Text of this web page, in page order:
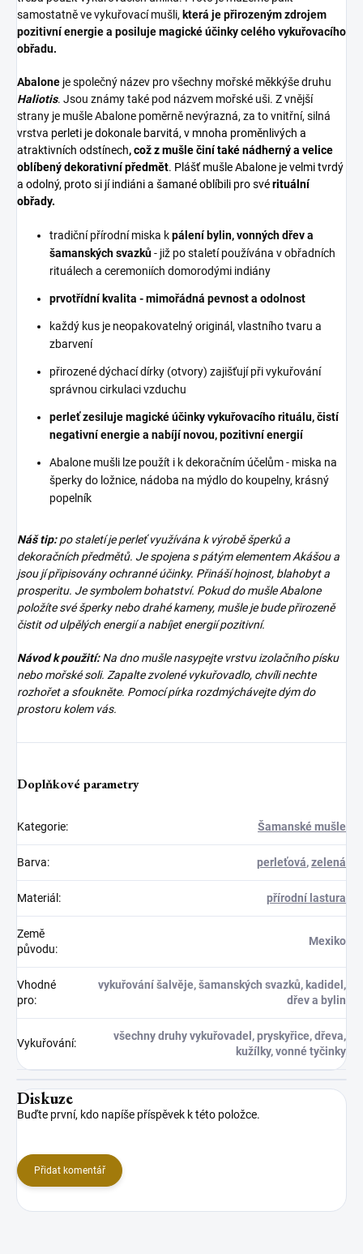
samostatně ve vykuřovací mušli, která je přirozeným zdrojem
pozitivní energie a posiluje magické účinky celého vykuřovacího
obřadu.
Abalone je společný název pro všechny mořské měkkýše druhu
Haliotis. Jsou známy také pod názvem mořské uši. Z vnější
strany je mušle Abalone poměrně nevýrazná, za to vnitřní, silná
vrstva perleti je dokonale barvitá, v mnoha proměnlivých a
atraktivních odstínech, což z mušle činí také nádherný a velice
oblíbený dekorativní předmět. Plášť mušle Abalone je velmi tvrdý
a odolný, proto si jí indiáni a šamané oblíbili pro svérituální
obřady.
tradiční přírodní miska kpálení bylin, vonných dřev a
šamanských svazků- již po staletí používána v obřadních
rituálech a ceremoniích domorodými indiány
prvotřídní kvalita - mimořádná pevnost a odolnost
každý kus je neopakovatelný originál, vlastního tvaru a
zbarvení
přirozené dýchací dírky (otvory) zajišťují při vykuřování
správnou cirkulaci vzduchu
perleť zesiluje magické účinky vykuřovacího rituálu, čistí
negativní energie a nabíjí novou, pozitivní energií
Abalone mušli lze použít i k dekoračním účelům - miska na
šperky do ložnice, nádoba na mýdlo do koupelny, krásný
popelník
Náš tip:po staletí je perleť využívána k výrobě šperků a
dekoračních předmětů. Je spojena s pátým elementem Akášou a
jsou jí připisovány ochranné účinky. Přináší hojnost, blahobyt a
prosperitu. Je symbolem bohatství. Pokud do mušle Abalone
položíte své šperky nebo drahé kameny, mušle je bude přirozeně
čistit od ulpělých energií a nabíjet energií pozitivní.
Návod k použití:Na dno mušle nasypejte vrstvu izolačního písku
nebo mořské soli. Zapalte zvolené vykuřovadlo, chvíli nechte
rozhořet a sfoukněte. Pomocí pírka rozdmýchávejte dým do
prostoru kolem vás.
Doplňkové parametry
Kategorie: Šamanské mušle
Barva: perleťová,zelená
Materiál : přírodní lastura
Země
původu:
Mexiko
Vhodné
pro:
vykuřování šalvěje, šamanských svazků, kadidel,
dřev a bylin
Vykuřování:
všechny druhy vykuřovadel, pryskyřice, dřeva,
kužílky, vonné tyčinky
Diskuze
Buďte první, kdo napíše příspěvek k této položce.
Přidat komentář